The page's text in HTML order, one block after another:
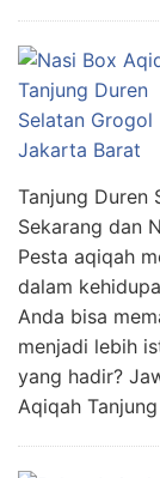
Tanjung Duren
Sekarang dan
Pesta aqiqah
dalam
Anda bisa
menjadi lebih
yang hadir?
Aqiqah